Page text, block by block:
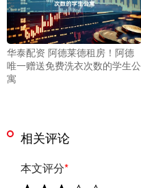
华泰配资 阿德莱德租房！阿德
唯一赠送免费洗衣次数的学生公
寓
相关评论
本文评分*